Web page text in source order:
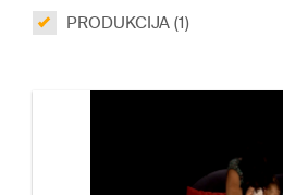
PRODUKCIJA (1)